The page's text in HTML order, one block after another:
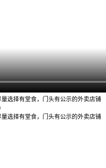
选择有堂食，门头有公示的外卖店铺
选择有堂食，门头有公示的外卖店铺